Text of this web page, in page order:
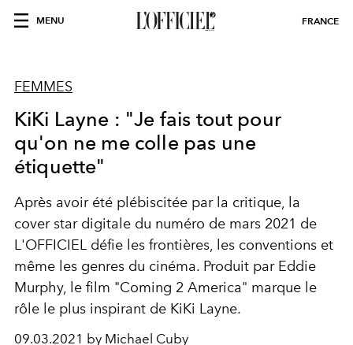
MENU FRANCE
FEMMES
KiKi Layne : "Je fais tout pour
qu'on ne me colle pas une
étiquette"
Après avoir été plébiscitée par la critique, la
cover star digitale du numéro de mars 2021 de
L'OFFICIEL défie les frontières, les conventions et
même les genres du cinéma. Produit par Eddie
Murphy, le film "Coming 2 America" marque le
rôle le plus inspirant de KiKi Layne.
09.03.2021 by Michael Cuby